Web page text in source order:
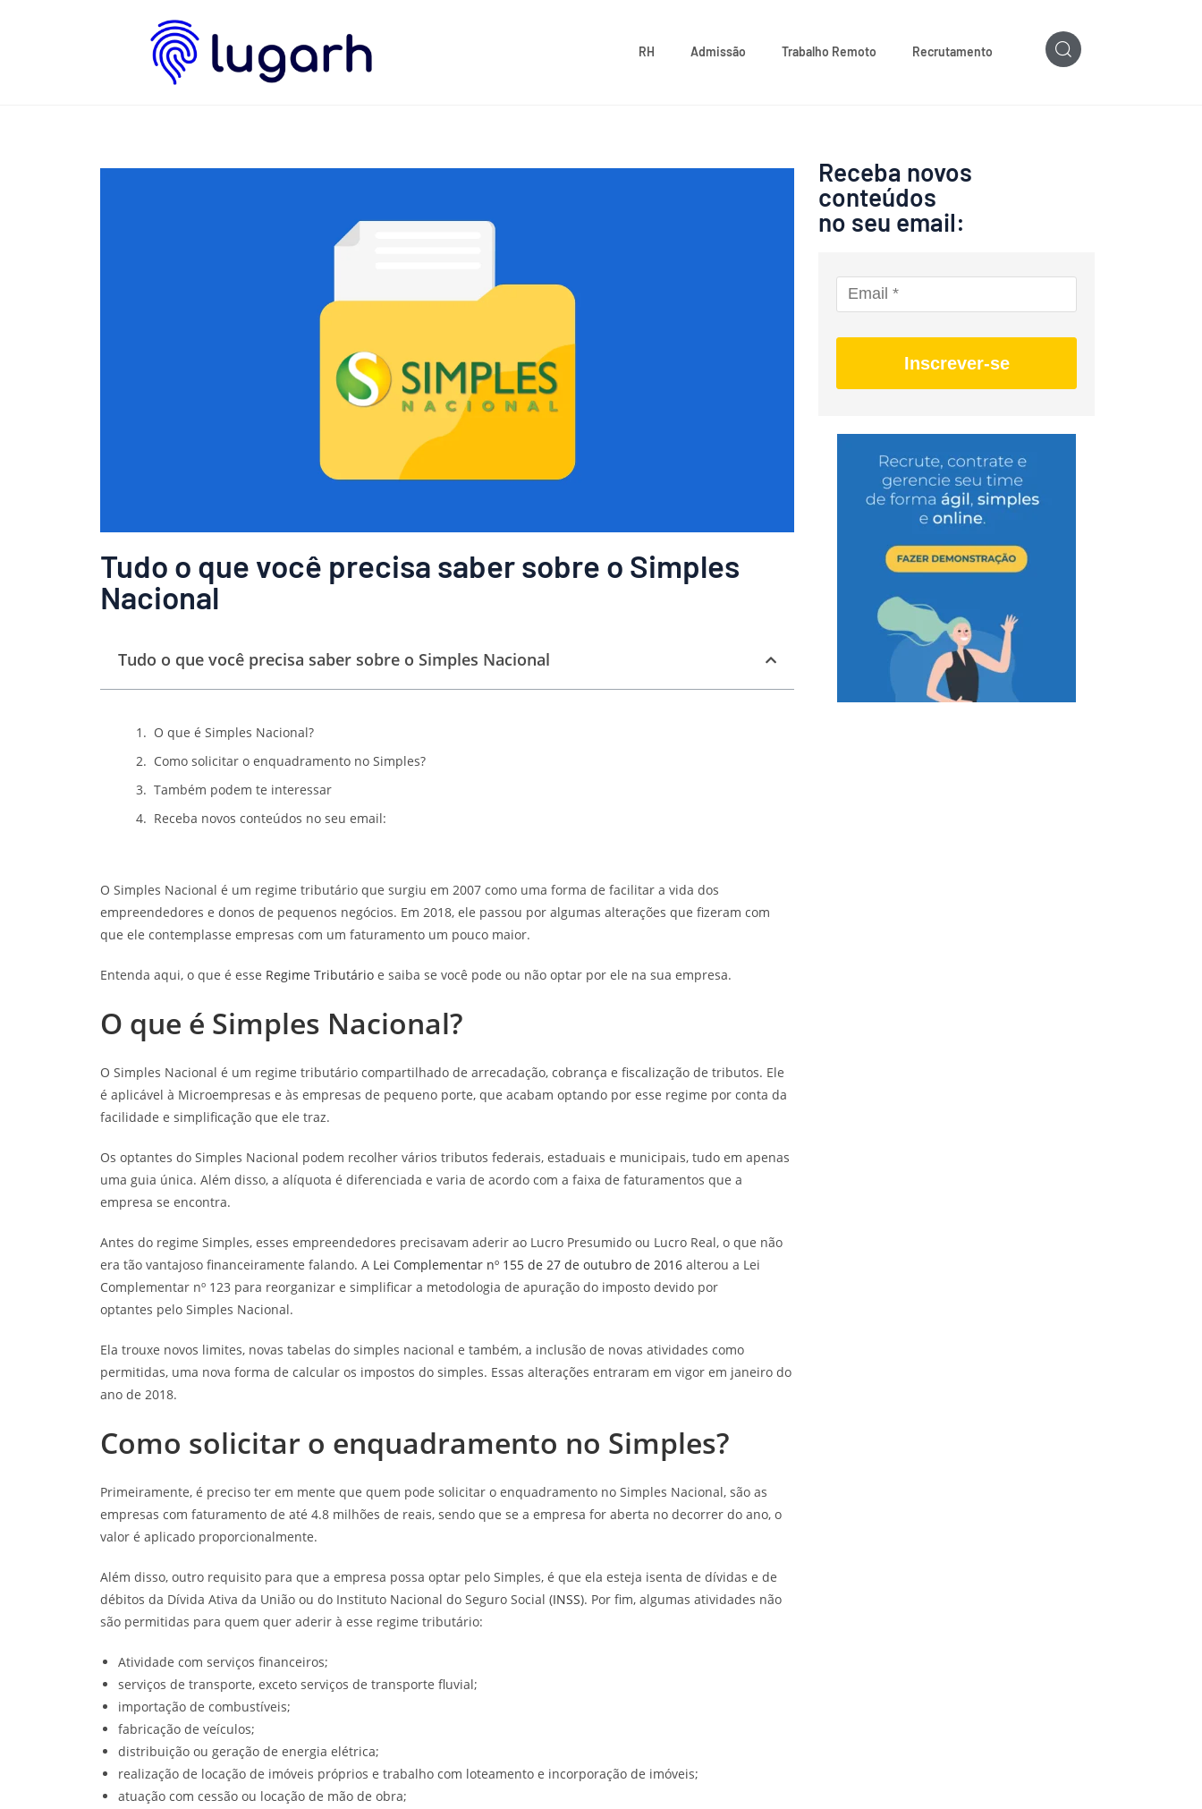
RH Admissão Trabalho Remoto Recrutamento
Tudo o que você precisa saber sobre o Simples
Nacional
Tudo o que você precisa saber sobre o Simples Nacional
O que é Simples Nacional?
Como solicitar o enquadramento no Simples?
Também podem te interessar
Receba novos conteúdos no seu email:
O Simples Nacional é um regime tributário que surgiu em 2007 como uma forma de facilitar a vida dos
empreendedores e donos de pequenos negócios. Em 2018, ele passou por algumas alterações que fizeram com
que ele contemplasse empresas com um faturamento um pouco maior.
Entenda aqui, o que é esse Regime Tributário e saiba se você pode ou não optar por ele na sua empresa.
O que é Simples Nacional?
O Simples Nacional é um regime tributário compartilhado de arrecadação, cobrança e fiscalização de tributos. Ele
é aplicável à Microempresas e às empresas de pequeno porte, que acabam optando por esse regime por conta da
facilidade e simplificação que ele traz.
Os optantes do Simples Nacional podem recolher vários tributos federais, estaduais e municipais, tudo em apenas
uma guia única. Além disso, a alíquota é diferenciada e varia de acordo com a faixa de faturamentos que a
empresa se encontra.
Antes do regime Simples, esses empreendedores precisavam aderir ao Lucro Presumido ou Lucro Real, o que não
era tão vantajoso financeiramente falando. A Lei Complementar nº 155 de 27 de outubro de 2016 alterou a Lei
Complementar nº 123 para reorganizar e simplificar a metodologia de apuração do imposto devido por
optantes pelo Simples Nacional.
Ela trouxe novos limites, novas tabelas do simples nacional e também, a inclusão de novas atividades como
permitidas, uma nova forma de calcular os impostos do simples. Essas alterações entraram em vigor em janeiro do
ano de 2018.
Como solicitar o enquadramento no Simples?
Primeiramente, é preciso ter em mente que quem pode solicitar o enquadramento no Simples Nacional, são as
empresas com faturamento de até 4.8 milhões de reais, sendo que se a empresa for aberta no decorrer do ano, o
valor é aplicado proporcionalmente.
Além disso, outro requisito para que a empresa possa optar pelo Simples, é que ela esteja isenta de dívidas e de
débitos da Dívida Ativa da União ou do Instituto Nacional do Seguro Social (INSS). Por fim, algumas atividades não
são permitidas para quem quer aderir à esse regime tributário:
Atividade com serviços financeiros;
serviços de transporte, exceto serviços de transporte fluvial;
importação de combustíveis;
fabricação de veículos;
distribuição ou geração de energia elétrica;
realização de locação de imóveis próprios e trabalho com loteamento e incorporação de imóveis;
atuação com cessão ou locação de mão de obra;
Receba novos
conteúdos
no seu email:
Inscrever-se